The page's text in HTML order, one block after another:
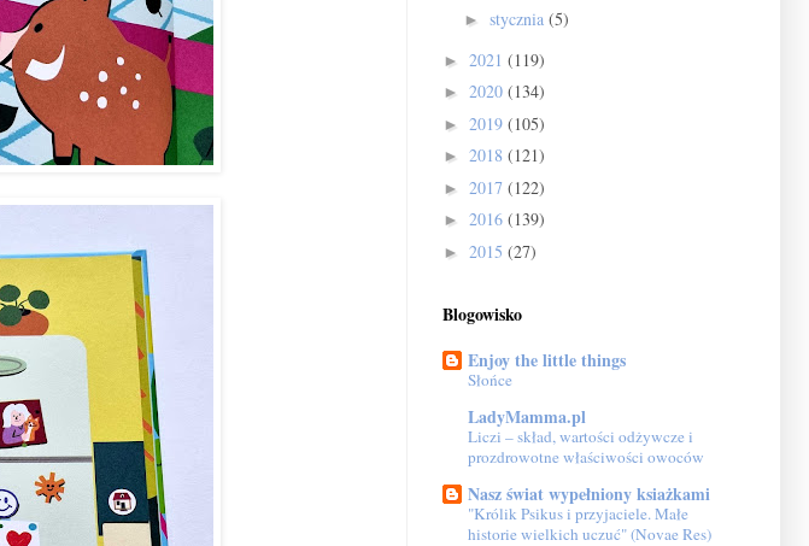
► stycznia (5)
► 2021 (119)
► 2020 (134)
► 2019 (105)
► 2018 (121)
► 2017 (122)
► 2016 (139)
► 2015 (27)
Blogowisko
Enjoy the little things
Słońce
LadyMamma.pl
Liczi – skład, wartości odżywcze i
prozdrowotne właściwości owoców
Nasz świat wypełniony ksiażkami
"Królik Psikus i przyjaciele. Małe
historie wielkich uczuć" (Novae Res)